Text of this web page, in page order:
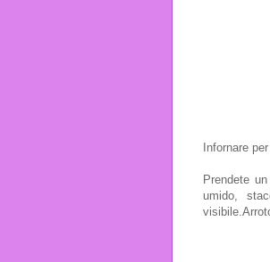
Infornare
Prendete
umido,